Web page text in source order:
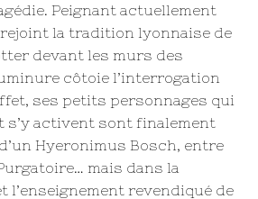
Peignant actuellement
la tradition lyonnaise de
devant les murs des
côtoie l’interrogation
ses petits personnages qui
s’y activent sont finalement
Hyeronimus Bosch, entre
mais dans la
l’enseignement revendiqué de